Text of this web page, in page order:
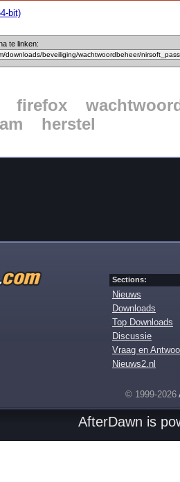
bit)
te linken:
firefox
herstel
Sections:
Nieuws
Downloads
Top Downloads
Discussie
Vraag en
Nieuws2.nl
© 1999-2026
AfterDawn is